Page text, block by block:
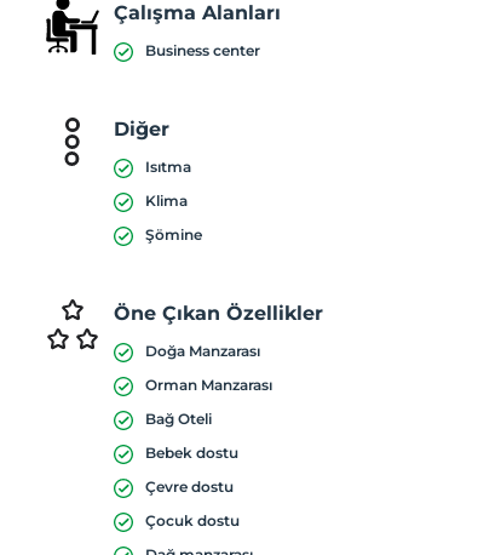
Çalışma Alanları
Business center
Diğer
Isıtma
Klima
Şömine
Öne Çıkan Özellikler
Doğa Manzarası
Orman Manzarası
Bağ Oteli
Bebek dostu
Çevre dostu
Çocuk dostu